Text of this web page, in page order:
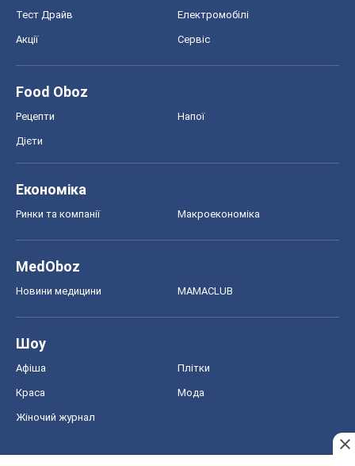
Тест Драйв Електромобілі
Акції Сервіс
Food Oboz
Рецепти Напої
Дієти
Економіка
Ринки та компанії Макроекономіка
MedOboz
Новини медицини MAMACLUB
Шоу
Афіша Плітки
Краса Мода
Жіночий журнал